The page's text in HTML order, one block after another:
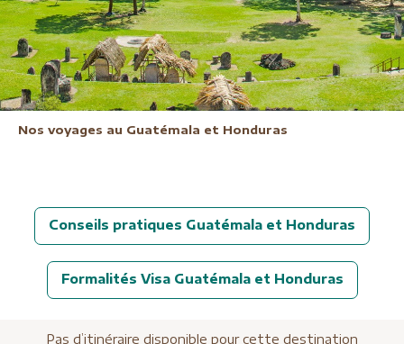
Nos voyages au Guatémala et Honduras
Conseils pratiques Guatémala et Honduras
Formalités Visa Guatémala et Honduras
Pas d’itinéraire disponible pour cette destination